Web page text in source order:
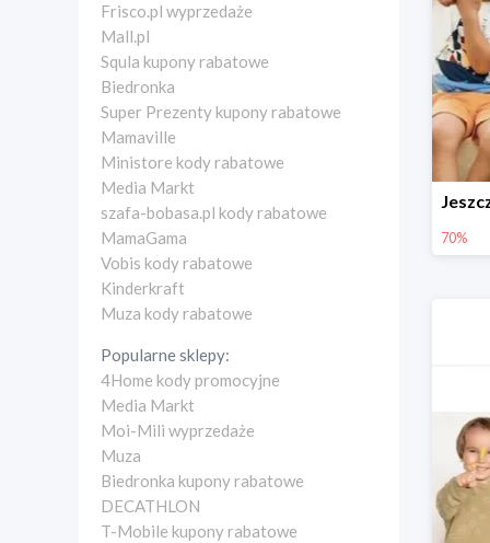
Frisco.pl wyprzedaże
Mall.pl
Squla kupony rabatowe
Biedronka
Super Prezenty kupony rabatowe
Mamaville
Ministore kody rabatowe
Media Markt
szafa-bobasa.pl kody rabatowe
MamaGama
Vobis kody rabatowe
Kinderkraft
Muza kody rabatowe
Popularne sklepy:
4Home kody promocyjne
Media Markt
Moi-Mili wyprzedaże
Muza
Biedronka kupony rabatowe
DECATHLON
T-Mobile kupony rabatowe
70%